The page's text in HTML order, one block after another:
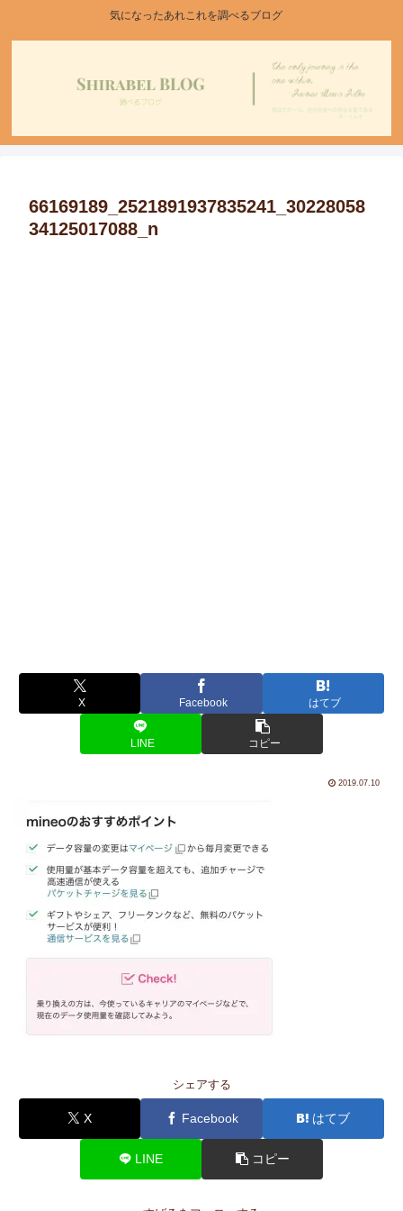
気になったあれこれを調べるブログ
66169189_2521891937835241_30228058
34125017088_n
X Facebook はてブ
LINE コピー
2019.07.10
シェアする
X Facebook はてブ
LINE コピー